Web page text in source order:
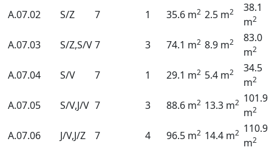
A.07.02 S/Z 7 1 35.6 m2 2.5 m2
38.1
m2
A.07.03 S/Z,S/V7 3 74.1 m2 8.9 m2
83.0
m2
A.07.04 S/V 7 1 29.1 m2 5.4 m2
34.5
m2
A.07.05 S/V,J/V 7 3 88.6 m2 13.3 m2 101.9
m2
A.07.06 J/V,J/Z 7 4 96.5 m2 14.4 m2 110.9
m2